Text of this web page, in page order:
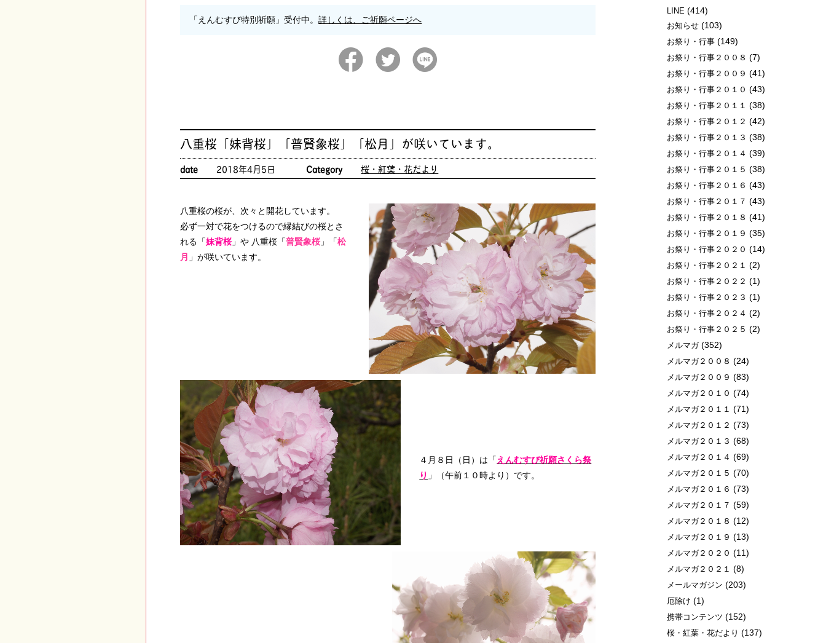
「えんむすび特別祈願」受付中。詳しくは、ご祈願ページへ
八重桜「妹背桜」「普賢象桜」「松月」が咲いています。
date 2018年4月5日 Category 桜・紅葉・花だより
八重桜の桜が、次々と開花しています。
必ず一対で花をつけるので縁結びの桜とさ
れる「妹背桜」や 八重桜「普賢象桜 」「松
月 」が咲いています。
４月８日（日）は「 えんむすび祈願さくら祭
り 」（午前１０時より）です。
LINE (414)
お知らせ(103)
お祭り・行事(149)
お祭り・行事２００８ (7)
お祭り・行事２００９ (41)
お祭り・行事２０１０ (43)
お祭り・行事２０１１ (38)
お祭り・行事２０１２ (42)
お祭り・行事２０１３ (38)
お祭り・行事２０１４ (39)
お祭り・行事２０１５ (38)
お祭り・行事２０１６ (43)
お祭り・行事２０１７ (43)
お祭り・行事２０１８ (41)
お祭り・行事２０１９ (35)
お祭り・行事２０２０ (14)
お祭り・行事２０２１ (2)
お祭り・行事２０２２ (1)
お祭り・行事２０２３ (1)
お祭り・行事２０２４ (2)
お祭り・行事２０２５ (2)
メルマガ(352)
メルマガ２００８ (24)
メルマガ２００９ (83)
メルマガ２０１０ (74)
メルマガ２０１１ (71)
メルマガ２０１２ (73)
メルマガ２０１３ (68)
メルマガ２０１４ (69)
メルマガ２０１５ (70)
メルマガ２０１６ (73)
メルマガ２０１７ (59)
メルマガ２０１８ (12)
メルマガ２０１９ (13)
メルマガ２０２０ (11)
メルマガ２０２１ (8)
メールマガジン (203)
厄除け (1)
携帯コンテンツ (152)
桜・紅葉・花だより (137)